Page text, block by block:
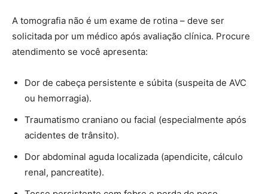
A tomografia não é um exame de rotina – deve ser
solicitada por um médico após avaliação clínica. Procure
atendimento se você apresenta:
Dor de cabeça persistente e súbita (suspeita de AVC
ou hemorragia).
Traumatismo craniano ou facial (especialmente após
acidentes de trânsito).
Dor abdominal aguda localizada (apendicite, cálculo
renal, pancreatite).